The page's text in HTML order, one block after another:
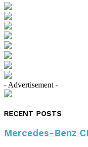
- Advertisement -
RECENT POSTS
Mercedes-Benz